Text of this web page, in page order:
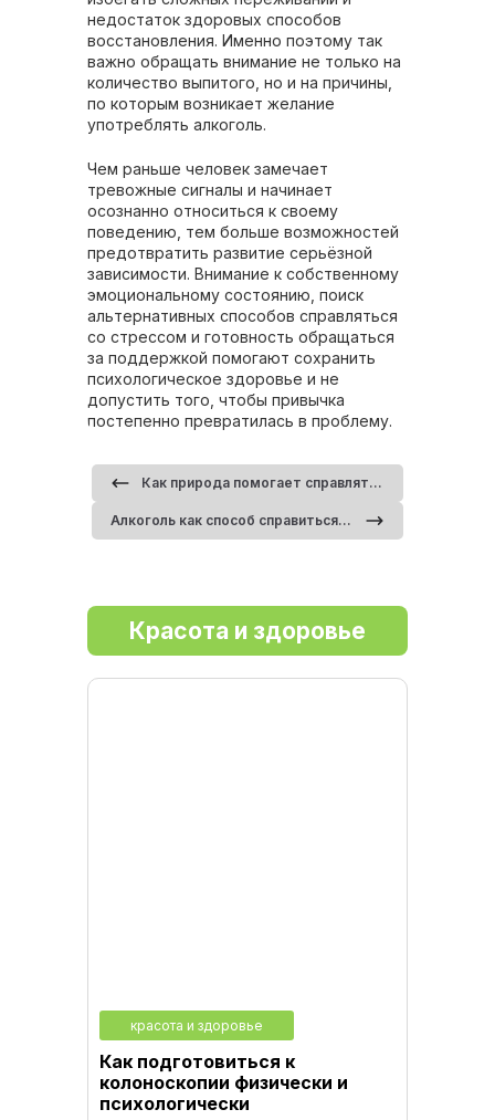
недостаток здоровых способов
восстановления. Именно поэтому так
важно обращать внимание не только на
количество выпитого, но и на причины,
по которым возникает желание
употреблять алкоголь.
Чем раньше человек замечает
тревожные сигналы и начинает
осознанно относиться к своему
поведению, тем больше возможностей
предотвратить развитие серьёзной
зависимости. Внимание к собственному
эмоциональному состоянию, поиск
альтернативных способов справляться
со стрессом и готовность обращаться
за поддержкой помогают сохранить
психологическое здоровье и не
допустить того, чтобы привычка
постепенно превратилась в проблему.
Как природа помогает справляться с тревожностью и эмоциональным напряжением
Алкоголь как способ справиться со стрессом: почему это опасная стратегия
Красота и здоровье
красота и здоровье
Как подготовиться к
колоноскопии физически и
психологически